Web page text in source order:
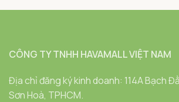
CÔNG TY TNHH HAVAMALL VIỆT NAM
Địa chỉ đăng ký kinh doanh: 114A Bạch
Sơn Hoà, TPHCM.